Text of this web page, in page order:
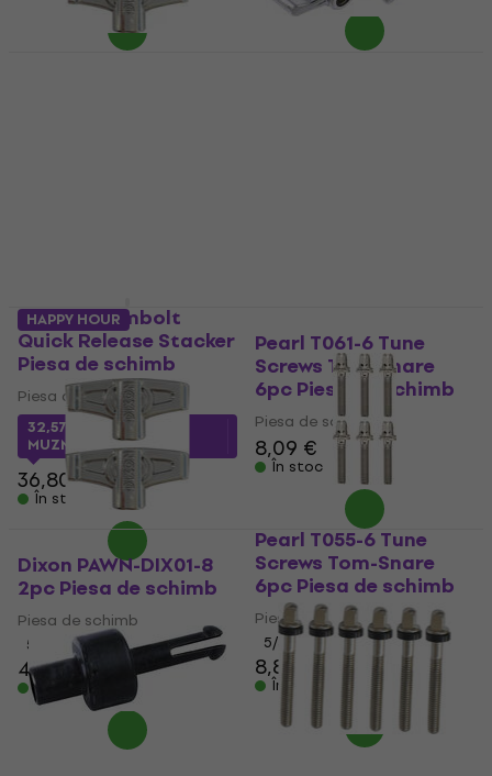
Zildjian Cymbolt
Quick Release Stacker
Piesa de schimb
Piesa de schimb
32,57 € cu codul
MUZMUZ-10
36,80 €
În stoc
Pearl T061-6 Tune
Screws Tom-Snare
6pc Piesa de schimb
Piesa de schimb
8,09 €
În stoc
HAPPY HOUR
Dixon PAWN-DIX01-8
2pc Piesa de schimb
Piesa de schimb
5
4,79 €
Pearl T055-6 Tune
Screws Tom-Snare
6pc Piesa de schimb
Piesa de schimb
5/5
8,89 €
În stoc